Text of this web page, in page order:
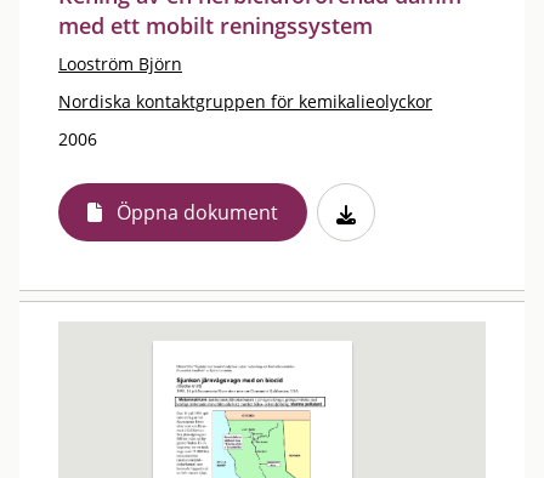
med ett mobilt reningssystem
Looström Björn
Nordiska kontaktgruppen för kemikalieolyckor
2006
Öppna dokument